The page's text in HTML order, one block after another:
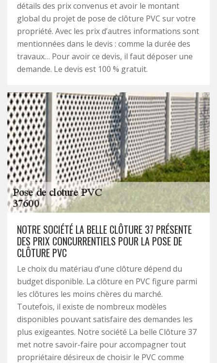
détails des prix convenus et avoir le montant
global du projet de pose de clôture PVC sur votre
propriété. Avec les prix d’autres informations sont
mentionnées dans le devis : comme la durée des
travaux… Pour avoir ce devis, il faut déposer une
demande. Le devis est 100 % gratuit.
NOTRE SOCIÉTÉ LA BELLE CLÔTURE 37 PRÉSENTE
DES PRIX CONCURRENTIELS POUR LA POSE DE
CLÔTURE PVC
Le choix du matériau d’une clôture dépend du
budget disponible. La clôture en PVC figure parmi
les clôtures les moins chères du marché.
Toutefois, il existe de nombreux modèles
disponibles pouvant satisfaire des demandes les
plus exigeantes. Notre société La belle Clôture 37
met notre savoir-faire pour accompagner tout
propriétaire désireux de choisir le PVC comme